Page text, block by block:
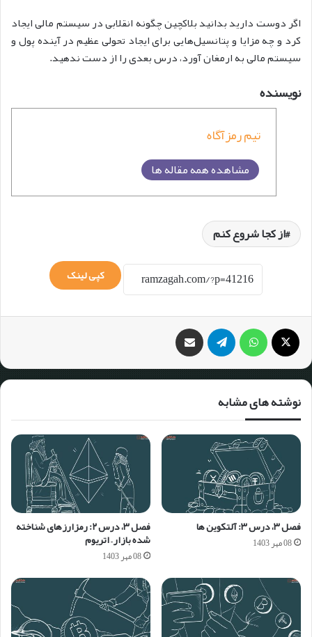
اگر دوست دارید بدانید بلاکچین چگونه انقلابی در سیستم مالی ایجاد
کرد و چه مزایا و پتانسیل‌هایی برای ایجاد تحولی عظیم در آینده پول و
سیستم مالی به ارمغان آورد، درس بعدی را از دست ندهید.
نویسنده
تیم رمزآگاه
مشاهده همه مقاله ها
از کجا شروع کنم
کپی لینک
نوشته های مشابه
فصل ۳، درس ۳: آلتکوین ها
08 مهر 1403
فصل ۳، درس ۲: رمزارزهای شناخته
شده بازار – اتریوم
08 مهر 1403